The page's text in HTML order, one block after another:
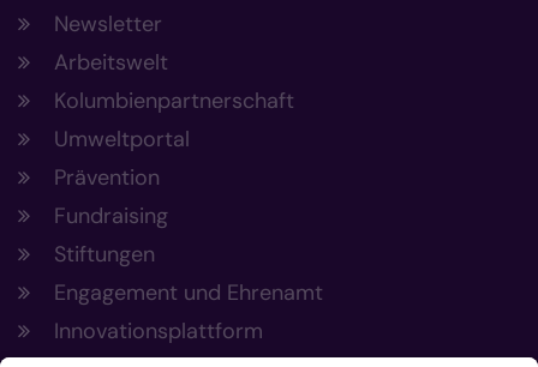
Newsletter
Arbeitswelt
Kolumbienpartnerschaft
Umweltportal
Prävention
Fundraising
Stiftungen
Engagement und Ehrenamt
Innovationsplattform